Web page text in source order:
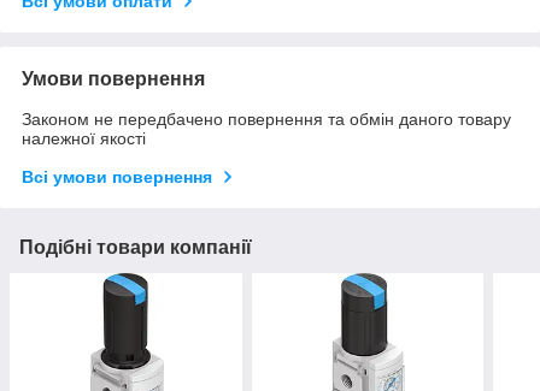
Умови повернення
Законом не передбачено повернення та обмін даного товару
належної якості
Всі умови повернення
Подібні товари компанії